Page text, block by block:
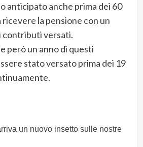
anticipato anche prima dei 60
la pensione con un
contributi versati.
però un anno di questi
stato versato prima dei 19
un nuovo insetto sulle nostre